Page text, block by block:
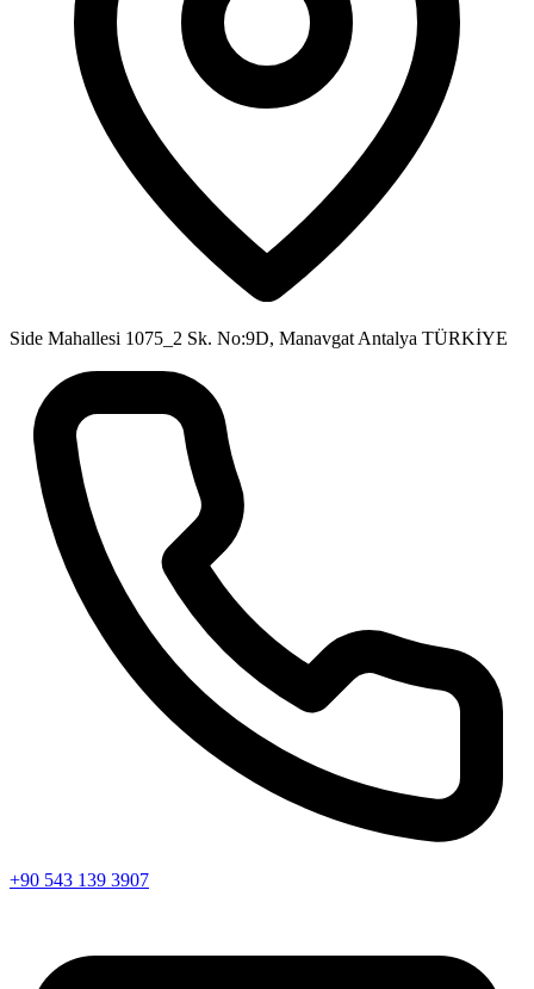
Side Mahallesi 1075_2 Sk. No:9D, Manavgat Antalya TÜRKİYE
+90 543 139 3907